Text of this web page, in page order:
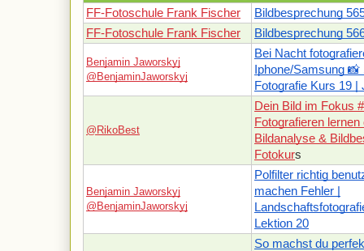
FF-Fotoschule Frank Fischer
Bildbesprechung
FF-Fotoschule Frank Fischer
Bildbesprechung
Benjamin Jaworskyj
@BenjaminJaworskyj
Bei Nacht
Iphone/Samsung 📸
Fotografie Kurs 19 |
@RikoBest
Dein Bild im Fokus
Fotografieren lernen
Bildanalyse &
Fotokurs
Benjamin Jaworskyj
@BenjaminJaworskyj
Polfilter richtig
machen Fehler |
Lektion 20
So machst du